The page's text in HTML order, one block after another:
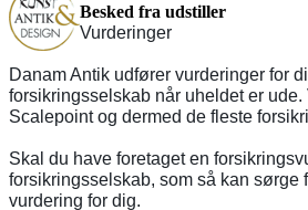
Besked fra udstiller
Vurderinger
Danam Antik udfører vurderinger for
forsikringsselskab når uheldet er ude.
Scalepoint og dermed de fleste
Skal du have foretaget en
forsikringsselskab, som så kan sørge
vurdering for dig.